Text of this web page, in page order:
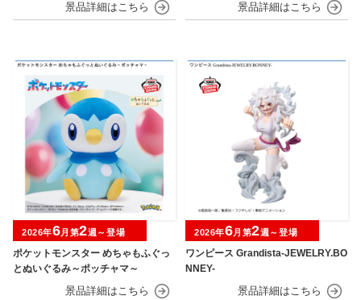
ポケットモンスター めちゃもふぐっ
とぬいぐるみ～ポッチャマ～
2026年6月第2週～登場
ワンピース Grandista-JEWELRY.BO
NNEY-
2026年6月第2週～登場